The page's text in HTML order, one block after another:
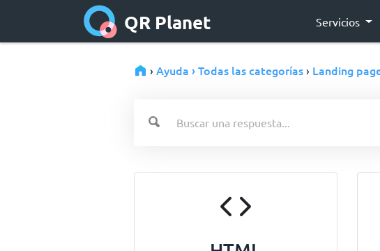
QR Planet Servicios
› Ayuda › Todas las categorías › Landing